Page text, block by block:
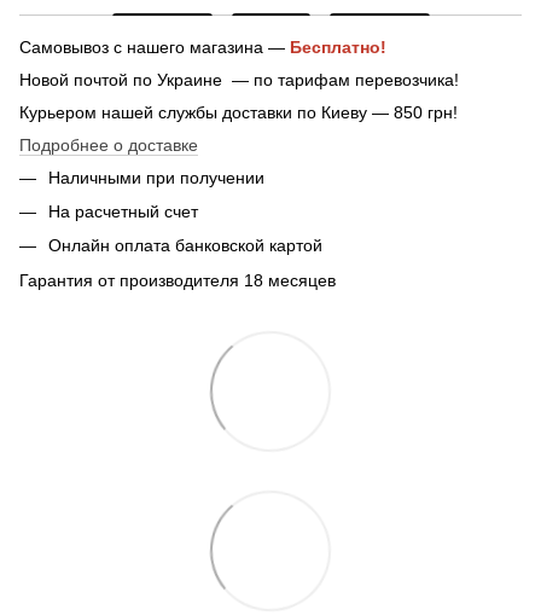
Самовывоз с нашего магазина — Бесплатно!
Новой почтой по Украине — по тарифам перевозчика!
Курьером нашей службы доставки по Киеву — 850 грн!
Подробнее о доставке
Наличными при получении
На расчетный счет
Онлайн оплата банковской картой
Гарантия от производителя 18 месяцев